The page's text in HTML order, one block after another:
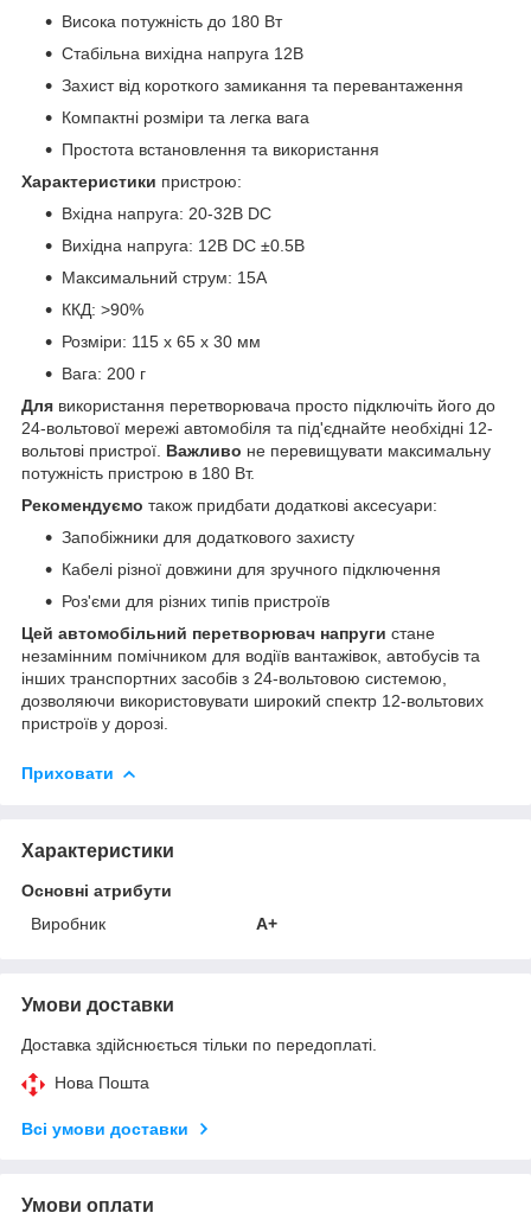
Висока потужність до 180 Вт
Стабільна вихідна напруга 12В
Захист від короткого замикання та перевантаження
Компактні розміри та легка вага
Простота встановлення та використання
Характеристики пристрою:
Вхідна напруга: 20-32В DC
Вихідна напруга: 12В DC ±0.5В
Максимальний струм: 15А
ККД: >90%
Розміри: 115 x 65 x 30 мм
Вага: 200 г
Для використання перетворювача просто підключіть його до
24-вольтової мережі автомобіля та під'єднайте необхідні 12-
вольтові пристрої. Важливо не перевищувати максимальну
потужність пристрою в 180 Вт.
Рекомендуємо також придбати додаткові аксесуари:
Запобіжники для додаткового захисту
Кабелі різної довжини для зручного підключення
Роз'єми для різних типів пристроїв
Цей автомобільний перетворювач напруги стане
незамінним помічником для водіїв вантажівок, автобусів та
інших транспортних засобів з 24-вольтовою системою,
дозволяючи використовувати широкий спектр 12-вольтових
пристроїв у дорозі.
Приховати
Характеристики
Основні атрибути
Виробник
A+
Умови доставки
Доставка здійснюється тільки по передоплаті.
Нова Пошта
Всі умови доставки
Умови оплати